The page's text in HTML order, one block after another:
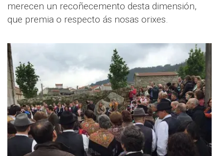
merecen un recoñecemento desta dimensión,
que premia o respecto ás nosas orixes.